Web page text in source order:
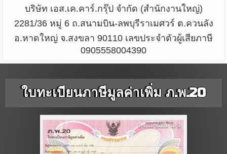
บริษัท เอส.เค.คาร์.กรุ๊ป จำกัด (สำนักงานใหญ่)
2281/36 หมู่ 6 ถ.สนามบิน-ลพบุรีราเมศวร์ ต.ควนลัง
อ.หาดใหญ่ จ.สงขลา 90110 เลขประจำตัวผู้เสียภาษี
0905558004390
ใบทะเบียนภาษีมูลค่าเพิ่ม ภ.พ.20